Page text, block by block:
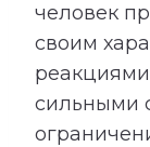
человек
своим
сильными